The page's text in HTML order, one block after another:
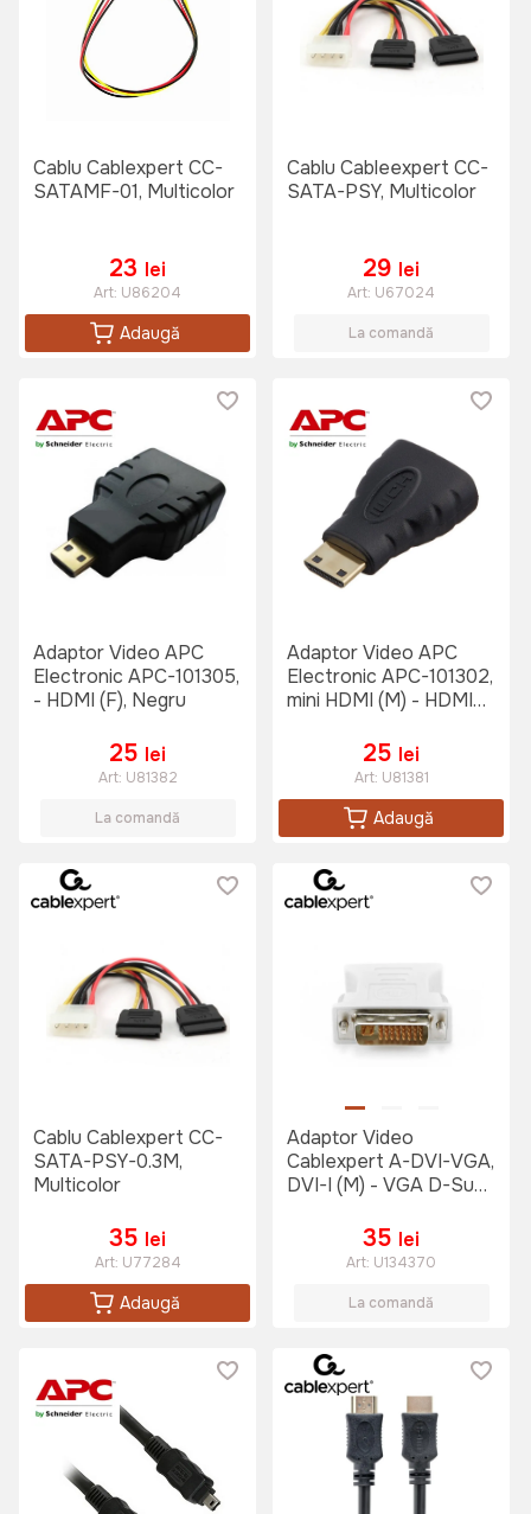
Cablu Cablexpert CC-
SATAMF-01, Multicolor
23 lei
Art: U86204
Adaugă
Cablu Cableexpert CC-
SATA-PSY, Multicolor
29 lei
Art: U67024
La comandă
Adaptor Video APC
Electronic APC-101305,
- HDMI (F), Negru
25 lei
Art: U81382
La comandă
Adaptor Video APC
Electronic APC-101302,
mini HDMI (M) - HDMI
25 lei
Art: U81381
Adaugă
Cablu Cablexpert CC-
SATA-PSY-0.3M,
Multicolor
35 lei
Art: U77284
Adaugă
Adaptor Video
Cablexpert A-DVI-VGA,
DVI-I (M) - VGA D-Sub
35 lei
Art: U134370
La comandă